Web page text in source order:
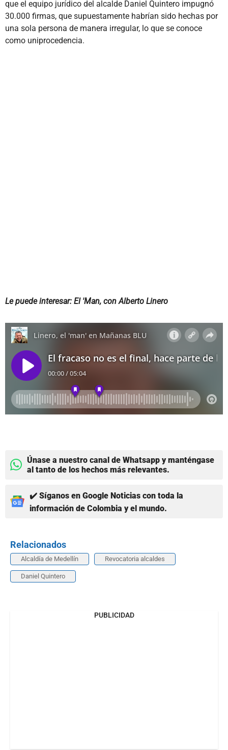
que el equipo jurídico del alcalde Daniel Quintero impugnó
30.000 firmas, que supuestamente habrían sido hechas por
una sola persona de manera irregular, lo que se conoce
como uniprocedencia.
Le puede interesar: El 'Man, con Alberto Linero
Únase a nuestro canal de Whatsapp y manténgase
al tanto de los hechos más relevantes.
✔️ Síganos en Google Noticias con toda la
información de Colombia y el mundo.
Relacionados
Alcaldía de Medellín Revocatoria alcaldes
Daniel Quintero
PUBLICIDAD